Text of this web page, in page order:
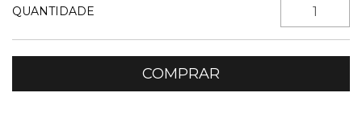
QUANTIDADE